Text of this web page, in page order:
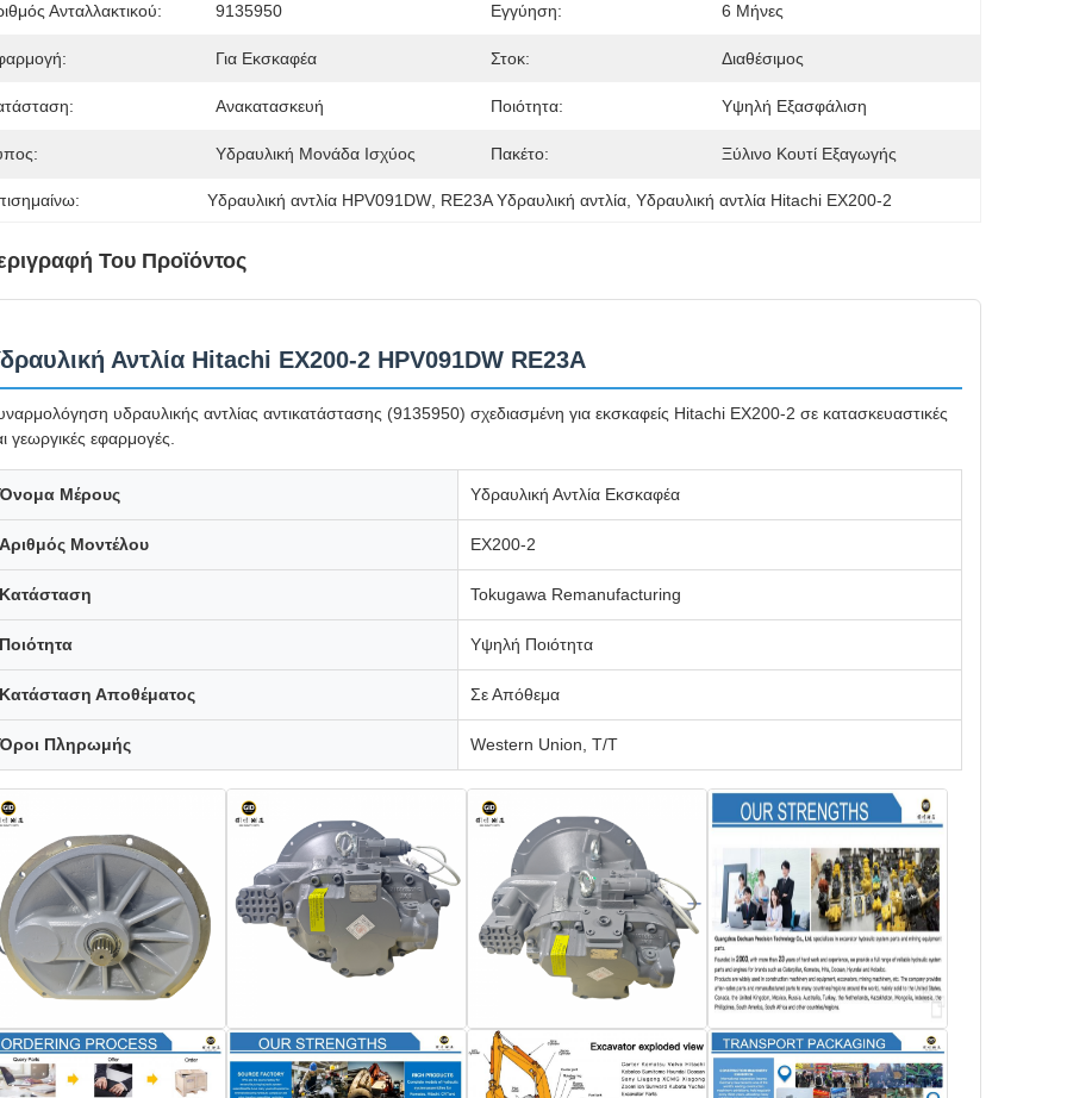
Ανταλλακτικού: 9135950 Εγγύηση: 6 Μήνες
Για Εκσκαφέα Στοκ: Διαθέσιμος
Ανακατασκευή Ποιότητα: Υψηλή Εξασφάλιση
Υδραυλική Μονάδα Ισχύος Πακέτο: Ξύλινο Κουτί Εξαγωγής
Υδραυλική αντλία HPV091DW RE23A Υδραυλική αντλία , Υδραυλική αντλία Hitachi EX200-2
Του Προϊόντος
Αντλία Hitachi EX200-2 HPV091DW RE23A
υδραυλικής αντλίας αντικατάστασης (9135950) σχεδιασμένη για εκσκαφείς Hitachi EX200-2 σε κατασκευαστικές
γεωργικές εφαρμογές.
Όνομα Μέρους Υδραυλική Αντλία Εκσκαφέα
Αριθμός Μοντέλου EX200-2
Κατάσταση Tokugawa Remanufacturing
Ποιότητα Υψηλή Ποιότητα
Κατάσταση Αποθέματος Σε Απόθεμα
Όροι Πληρωμής Western Union, T/T